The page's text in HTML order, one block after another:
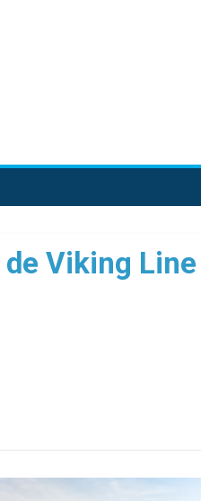
Viking Line